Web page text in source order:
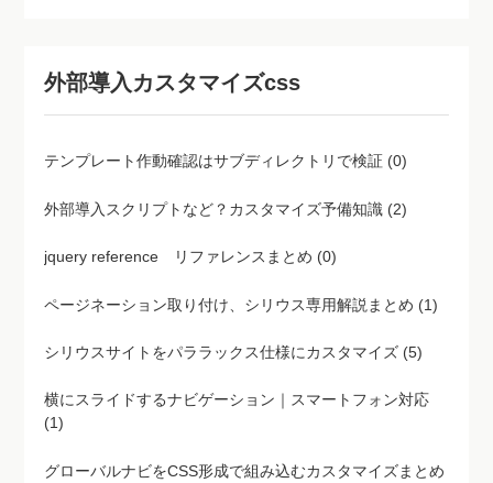
外部導入カスタマイズcss
テンプレート作動確認はサブディレクトリで検証 (0)
外部導入スクリプトなど？カスタマイズ予備知識 (2)
jquery reference リファレンスまとめ (0)
ページネーション取り付け、シリウス専用解説まとめ (1)
シリウスサイトをパララックス仕様にカスタマイズ (5)
横にスライドするナビゲーション｜スマートフォン対応
(1)
グローバルナビをCSS形成で組み込むカスタマイズまとめ